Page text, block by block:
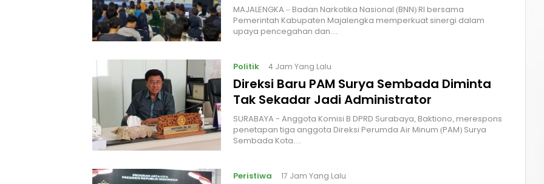
MAJALENGKA – Badan Narkotika Nasional (BNN) RI bersama
Pemerintah Kabupaten Majalengka memperkuat sinergi dalam
upaya pencegahan dan…
Politik 4 Jam Yang Lalu
Direksi Baru PAM Surya Sembada Diminta
Tak Sekadar Jadi Administrator
‎SURABAYA - Anggota Komisi B DPRD Surabaya, Baktiono, merespons
penetapan tiga anggota Direksi Perumda Air Minum (PAM) Surya
Sembada Kota…
Peristiwa 17 Jam Yang Lalu